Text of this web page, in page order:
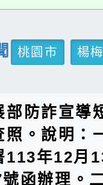
桃園市
楊
部防詐宣導
照。說明：
113年12月
函辦理。